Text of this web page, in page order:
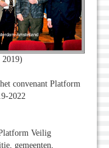
convenant Platform
2022
Veilig
gemeenten,